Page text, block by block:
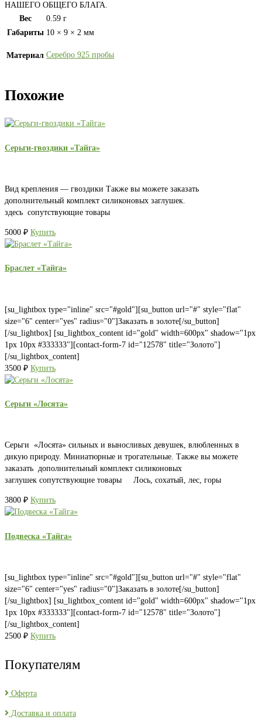
НАШЕГО ОБЩЕГО БЛАГА.
Вес
0.59 г
Габариты 10 × 9 × 2 мм
Материал Серебро 925 пробы
Похожие
Серьги-гвоздики «Тайга»
Вид крепления — гвоздики Также вы можете заказать
дополнительный комплект силиконовых заглушек.
здесь сопутствующие товары
5000 ₽ Купить
Браслет «Тайга»
[su_lightbox type="inline" src="#gold"][su_button url="#" style="flat"
size="6" center="yes" radius="0"]Заказать в золоте[/su_button]
[/su_lightbox] [su_lightbox_content id="gold" width=600px" shadow="1px
1px 10px #333333"][contact-form-7 id="12578" title="Золото"]
[/su_lightbox_content]
3500 ₽ Купить
Серьги «Лосята»
Серьги «Лосята» сильных и выносливых девушек, влюбленных в
дикую природу. Миниатюрные и трогательные. Также вы можете
заказать дополнительный комплект силиконовых
заглушек сопутствующие товары Лось, сохатый, лес, горы
3800 ₽ Купить
Подвеска «Тайга»
[su_lightbox type="inline" src="#gold"][su_button url="#" style="flat"
size="6" center="yes" radius="0"]Заказать в золоте[/su_button]
[/su_lightbox] [su_lightbox_content id="gold" width=600px" shadow="1px
1px 10px #333333"][contact-form-7 id="12578" title="Золото"]
[/su_lightbox_content]
2500 ₽ Купить
Покупателям
Оферта
Доставка и оплата